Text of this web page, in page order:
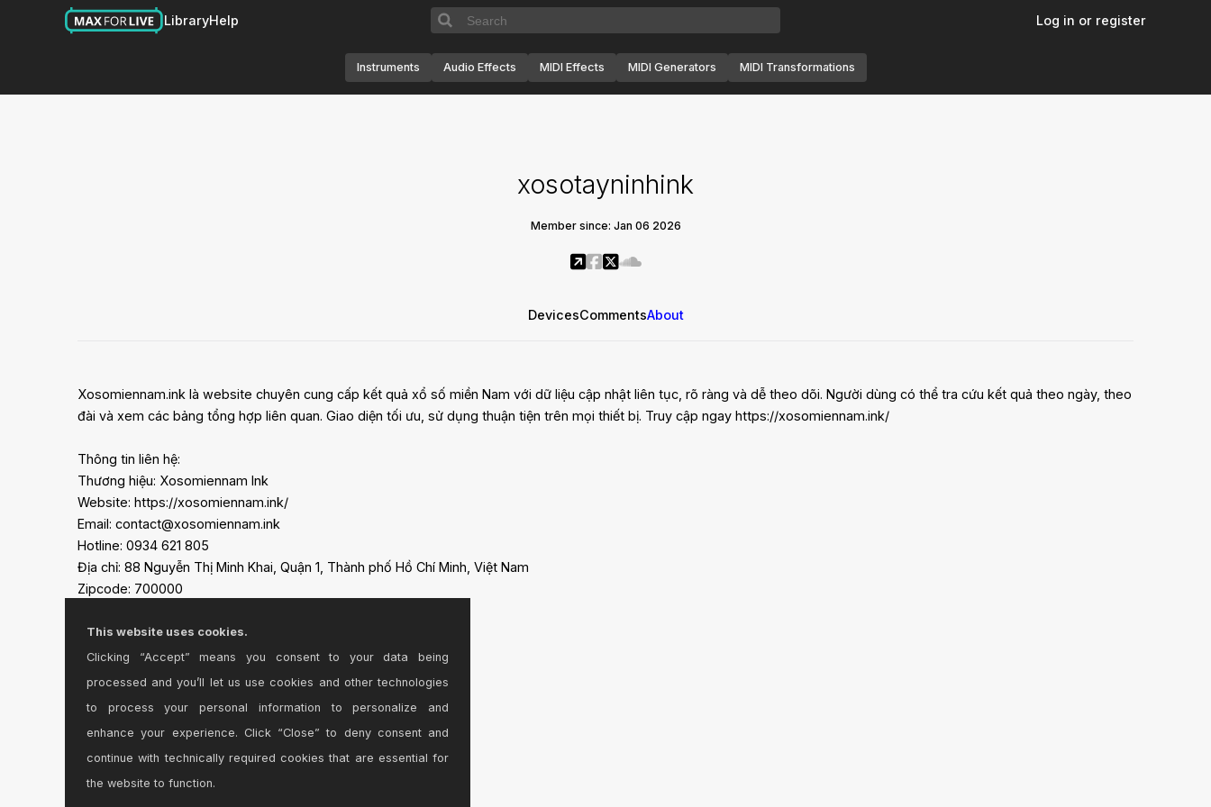
LibraryHelp Log in or register
Instruments Audio Effects MIDI Effects MIDI Generators MIDI Transformations
xosotayninhink
Member since: Jan 06 2026
DevicesCommentsAbout
Xosomiennam.ink là website chuyên cung cấp kết quả xổ số miền Nam với dữ liệu cập nhật liên tục, rõ ràng và dễ theo dõi. Người dùng có thể tra cứu kết quả theo ngày, theo
đài và xem các bảng tổng hợp liên quan. Giao diện tối ưu, sử dụng thuận tiện trên mọi thiết bị. Truy cập ngay https://xosomiennam.ink/
Thông tin liên hệ:
Thương hiệu: Xosomiennam Ink
Website: https://xosomiennam.ink/
Email: contact@xosomiennam.ink
Hotline: 0934 621 805
Địa chỉ: 88 Nguyễn Thị Minh Khai, Quận 1, Thành phố Hồ Chí Minh, Việt Nam
Zipcode: 700000
#kqxs #xsmn #xosomiennamhomnay
This website uses cookies.
Clicking “Accept” means you consent to your data being
processed and you’ll let us use cookies and other technologies
to process your personal information to personalize and
enhance your experience. Click “Close” to deny consent and
continue with technically required cookies that are essential for
the website to function.